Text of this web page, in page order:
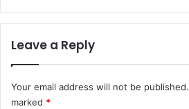
Leave a Reply
Your email address will not be published.
marked *